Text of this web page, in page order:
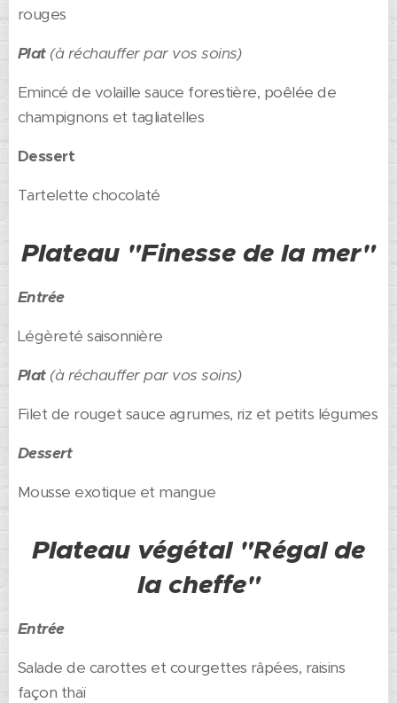
rouges
Plat (à réchauffer par vos soins)
Emincé de volaille sauce forestière, poêlée de
champignons et tagliatelles
Dessert
Tartelette chocolaté
Plateau "Finesse de la mer"
Entrée
Légèreté saisonnière
Plat (à réchauffer par vos soins)
Filet de rouget sauce agrumes, riz et petits légumes
Dessert
Mousse exotique et mangue
Plateau végétal "Régal de
la cheffe"
Entrée
Salade de carottes et courgettes râpées, raisins
façon thaï